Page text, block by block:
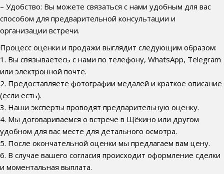
– Удобство: Вы можете связаться с нами удобным для вас
способом для предварительной консультации и
организации встречи.
Процесс оценки и продажи выглядит следующим образом:
1. Вы связываетесь с нами по телефону, WhatsApp, Telegram
или электронной почте.
2. Предоставляете фотографии медалей и краткое описание
(если есть).
3. Наши эксперты проводят предварительную оценку.
4. Мы договариваемся о встрече в Щёкино или другом
удобном для вас месте для детального осмотра.
5. После окончательной оценки мы предлагаем вам цену.
6. В случае вашего согласия происходит оформление сделки
и моментальная выплата.